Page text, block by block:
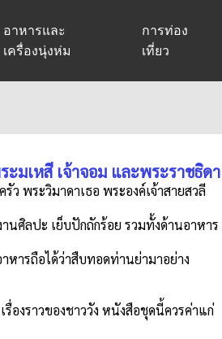
อาหารและ
เครื่องนุ่งห่ม
การท่อง
เที่ยว
มเหสี เจ้าจอม และพระราชธิดา
พระวิมาดาเธอ พระองค์เจ้าสายสวลี
นศิลปะ เย็บปักถักร้อย รวมทั้งด้านอาหาร
ารถือได้ว่าสืบทอดท่านย่ามาอย่าง
งราวของชาววัง หนังสือชุดนี้ควรค่าแก่